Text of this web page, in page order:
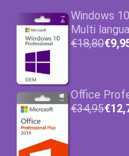
Windows
Multi
€18,80
Office
€34,95